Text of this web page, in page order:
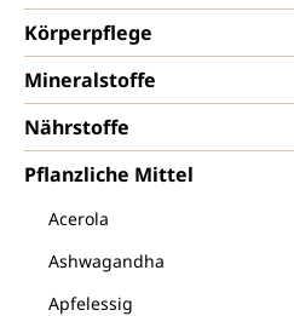
Körperpflege
Mineralstoffe
Nährstoffe
Pflanzliche Mittel
Acerola
Ashwagandha
Apfelessig